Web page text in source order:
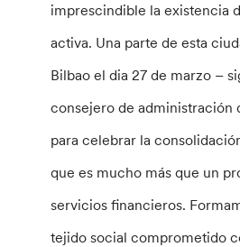
imprescindible la existencia
activa. Una parte de esta
Bilbao el dia 27 de marzo –
consejero de administración
para celebrar la
que es mucho más que un
servicios financieros.
tejido social comprometido